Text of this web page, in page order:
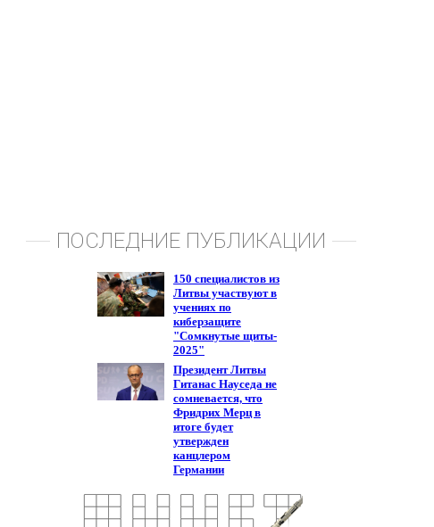
ПОСЛЕДНИЕ ПУБЛИКАЦИИ